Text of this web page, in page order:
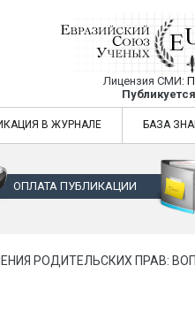
ЕвразийскийЛицензия СМИ:
Союз Ученых —
В ЖУРНАЛЕ БАЗА
ОПЛАТА ПУБЛИКАЦИИ
РОДИТЕЛЬСКИХ ПРАВ: